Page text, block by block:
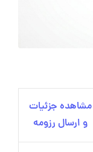
مشاهده جزئیات
و ارسال رزومه